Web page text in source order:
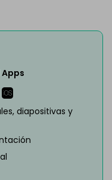
diapositivas y